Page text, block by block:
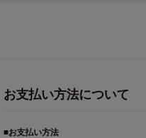
お支払い方法について
■お支払い方法